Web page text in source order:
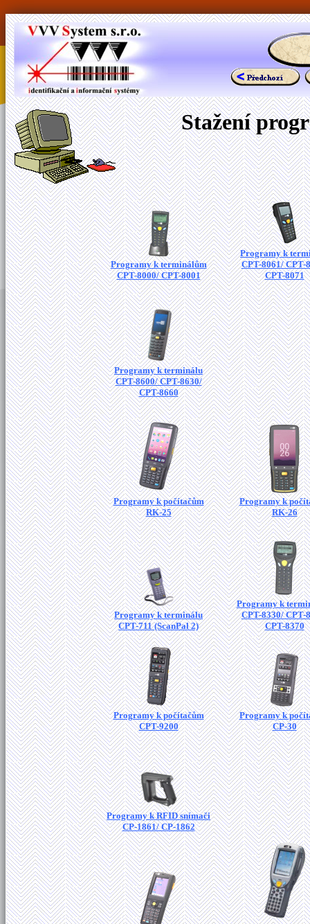
Stažení
Programy k terminálům
CPT-8000/ CPT-8001
Programy k
CPT-8061/ CPT-
CPT-8071
Programy k terminálu
CPT-8600/ CPT-8630/
CPT-8660
Programy k počítačům
RK-25
Programy k
RK-26
Programy k terminálu
CPT-711 (ScanPal 2)
Programy k
CPT-8330/ CPT-
CPT-8370
Programy k počítačům
CPT-9200
Programy k
CP-30
Programy k RFID snímači
CP-1861/ CP-1862